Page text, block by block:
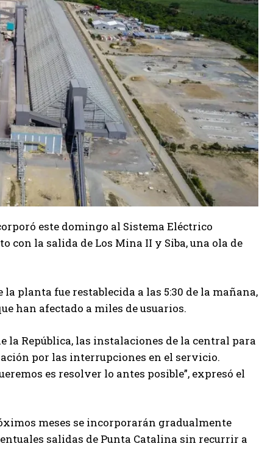
este domingo al Sistema Eléctrico
con la salida de Los Mina II y Siba, una ola de
planta fue restablecida a las 5:30 de la mañana,
han afectado a miles de usuarios.
la República, las instalaciones de la central para
por las interrupciones en el servicio.
es resolver lo antes posible”, expresó el
meses se incorporarán gradualmente
salidas de Punta Catalina sin recurrir a